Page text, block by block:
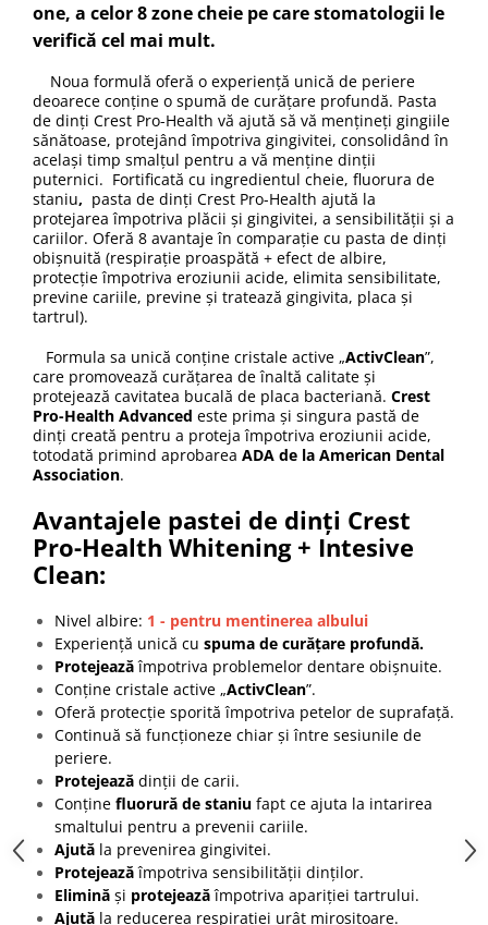
one, a celor 8 zone cheie pe care stomatologii le
verifică cel mai mult.
Noua formulă oferă o experiență unică de periere
deoarece conține o spumă de curățare profundă. Pasta
de dinți Crest Pro-Health vă ajută să vă mențineți gingiile
sănătoase, protejând împotriva gingivitei, consolidând în
același timp smalțul pentru a vă menține dinții
puternici. Fortificată cu ingredientul cheie, fluorura de
staniu, pasta de dinți Crest Pro-Health ajută la
protejarea împotriva plăcii și gingivitei, a sensibilității și a
cariilor. Oferă 8 avantaje în comparație cu pasta de dinți
obișnuită (respirație proaspătă + efect de albire,
protecție împotriva eroziunii acide, elimita sensibilitate,
previne cariile, previne și tratează gingivita, placa și
tartrul).
Formula sa unică conține cristale active „ActivClean”,
care promovează curățarea de înaltă calitate și
protejează cavitatea bucală de placa bacteriană. Crest
Pro-Health Advanced este prima și singura pastă de
dinți creată pentru a proteja împotriva eroziunii acide,
totodată primind aprobarea ADA de la American Dental
Association.
Avantajele pastei de dinți Crest
Pro-Health Whitening + Intesive
Clean:
Nivel albire: 1 - pentru mentinerea albului
Experiență unică cu spuma de curățare profundă.
Protejeazăîmpotriva problemelor dentare obișnuite.
Conține cristale active „ActivClean”.
Oferă protecție sporită împotriva petelor de suprafață.
Continuă să funcționeze chiar și între sesiunile de
periere.
Protejează dinții de carii.
Conține fluorură de staniu fapt ce ajuta la intarirea
smaltului pentru a prevenii cariile.
Ajută la prevenirea gingivitei.
Protejeazăîmpotriva sensibilității dinților.
Elimină și protejeazăîmpotriva apariției tartrului.
Ajută la reducerea respirației urât mirositoare.